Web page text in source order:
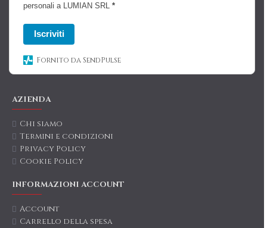
personali a LUMIAN SRL *
Iscriviti
Fornito da SendPulse
AZIENDA
Chi siamo
Termini e condizioni
Privacy Policy
Cookie Policy
INFORMAZIONI ACCOUNT
Account
Carrello della spesa